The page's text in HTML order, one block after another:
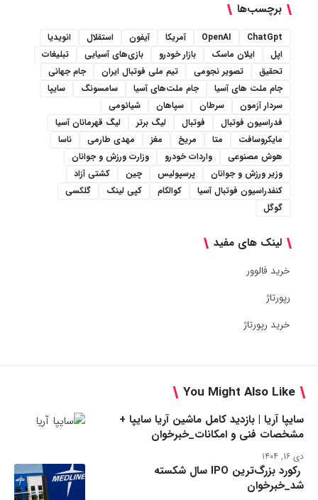
برچسب‌ها
ChatGpt
OpenAI آمریکا آیفون استقلال
انویدیا
اپل
ایلان ماسک بازار خودرو بازی‌های آسیایی
تبلیغات
تحقیق
تصویر نجومی تیم ملی فوتبال ایران
جام جهانی
جام ملت های آسیا
جام ملت‌های آسیا سامسونگ
سایپا
سردار آزمون
سرطان سپاهان
شیائومی
فدراسیون فوتبال
فوتبال لیگ برتر
لیگ قهرمانان آسیا
مایکروسافت
متا مریخ مغز مهدی طارمی
ناسا
هوش مصنوعی
واردات خودرو
وزارت ورزش و جوانان
وزیر ورزش و جوانان
پرسپولیس چین
کشتی آزاد
کنفدراسیون فوتبال آسیا
کوالکام کپی لینک
گلکسی
گوگل
لینک های مفید
خرید فالوور
رپورتاژ
خرید رپورتاژ
You Might Also Like
سایپا آریا | بازدید کامل ماشین آریا سایپا +
مشخصات فنی و امکانات_خبرخوان
دی ۱۶, ۱۴۰۴
رکورد بزرگ‌ترین IPO سال شکسته
شد_خبرخوان